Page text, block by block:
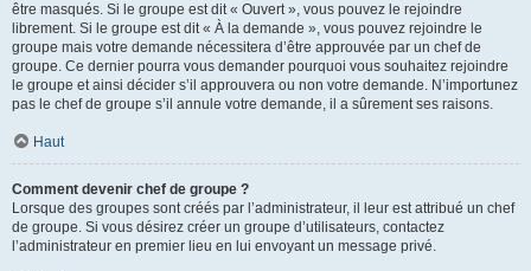
être masqués. Si le groupe est dit « Ouvert », vous pouvez le rejoindre
librement. Si le groupe est dit « À la demande », vous pouvez rejoindre le
groupe mais votre demande nécessitera d’être approuvée par un chef de
groupe. Ce dernier pourra vous demander pourquoi vous souhaitez rejoindre
le groupe et ainsi décider s’il approuvera ou non votre demande. N’importunez
pas le chef de groupe s’il annule votre demande, il a sûrement ses raisons.
Haut
Comment devenir chef de groupe ?
Lorsque des groupes sont créés par l’administrateur, il leur est attribué un chef
de groupe. Si vous désirez créer un groupe d’utilisateurs, contactez
l’administrateur en premier lieu en lui envoyant un message privé.